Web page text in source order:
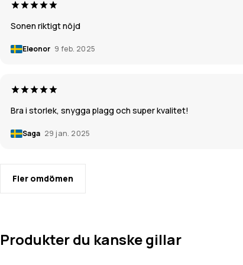
Sonen riktigt nöjd
Eleonor 9 feb. 2025
Bra i storlek, snygga plagg och super kvalitet!
Saga 29 jan. 2025
Fler omdömen
Produkter du kanske gillar